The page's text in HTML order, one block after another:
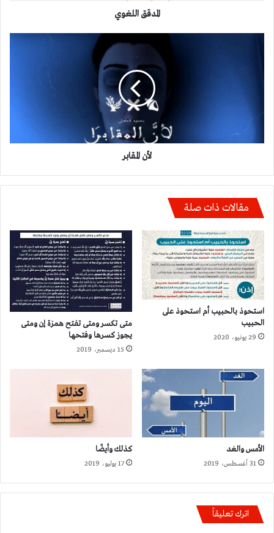
المدقق اللغوي
لأن المقابر
مقالات ذات صلة
استحوذ بالحبيب أم استحوذ على
الحبيب
29 يونيو، 2020
متى تكسر ومتى تفتح همزة إن ومتى
يجوز كسرها وفتحها
15 ديسمبر، 2019
الأمس والغد
31 أغسطس، 2019
كذلك وأيضًا
17 يوليو، 2019
اترك تعليقاً